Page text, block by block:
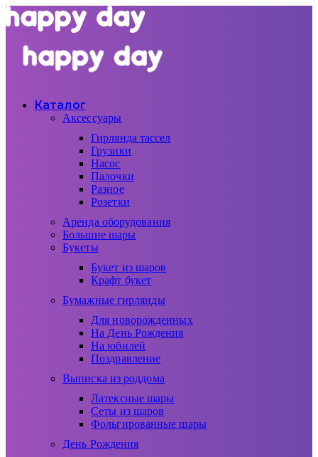
Каталог
Аксессуары
Гирлянда тассел
Грузики
Насос
Палочки
Разное
Розетки
Аренда оборудования
Большие шары
Букеты
Букет из шаров
Крафт букет
Бумажные гирлянды
Для новорожденных
На День Рождения
На юбилей
Поздравление
Выписка из роддома
Латексные шары
Сеты из шаров
Фольгированные шары
День Рождения